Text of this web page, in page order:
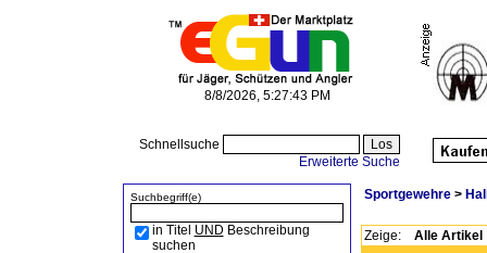
8/8/2026, 5:27:43 PM
Schnellsuche
Erweiterte Suche
Suchbegriff(e)
in Titel UND Beschreibung
suchen
Sportgewehre>
Zeige: Alle Artikel